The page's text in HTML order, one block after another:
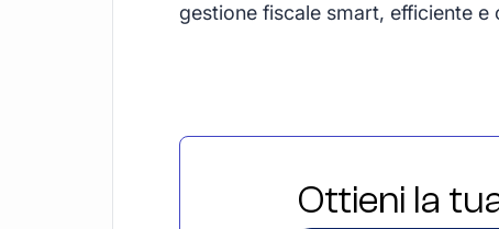
gestione fiscale smart, efficiente
Ottieni la